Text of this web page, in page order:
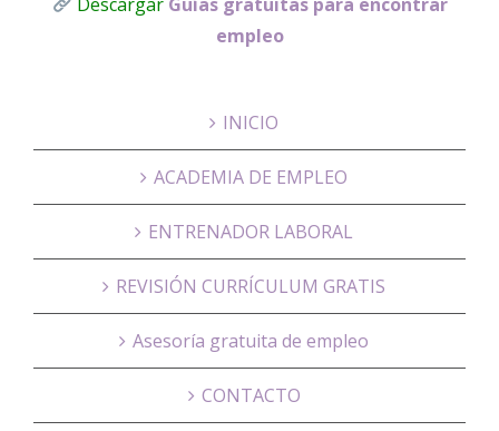
empleo
INICIO
ACADEMIA DE EMPLEO
ENTRENADOR LABORAL
REVISIÓN CURRÍCULUM GRATIS
Asesoría gratuita de empleo
CONTACTO